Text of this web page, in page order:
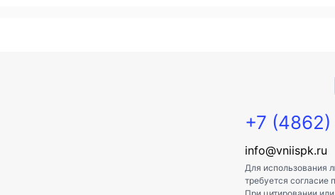
+7
info@vniispk.ru
Для использования
требуется